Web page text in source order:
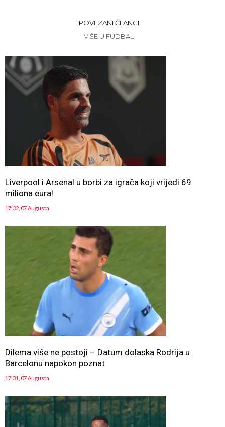
POVEZANI ČLANCI
VIŠE U FUDBAL
Liverpool i Arsenal u borbi za igrača koji vrijedi 69
miliona eura!
17:32, 07 Augusta
Dilema više ne postoji – Datum dolaska Rodrija u
Barcelonu napokon poznat
17:31, 07 Augusta